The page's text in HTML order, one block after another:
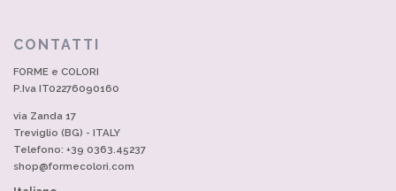
CONTATTI
FORME e COLORI
P.Iva IT02276090160
via Zanda 17
Treviglio (BG) - ITALY
Telefono: +39 0363.45237
shop@formecolori.com